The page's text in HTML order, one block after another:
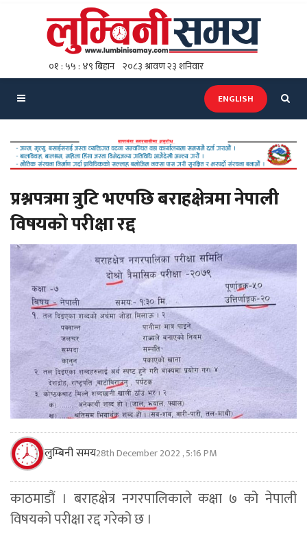
ENGLISH
प्रश्नपत्रमा त्रुटि भएपछि बराहक्षेत्रमा नेपाली
विषयको परीक्षा रद्द
लुम्बिनी समय28th December 2022 , 5:16 PM
काठमाडौं । बराहक्षेत्र नगरपालिकाले कक्षा ७ को नेपाली
विषयको परीक्षा रद्द गरेको छ ।